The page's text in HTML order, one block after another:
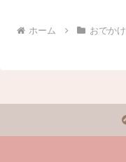
ホーム おでかけ